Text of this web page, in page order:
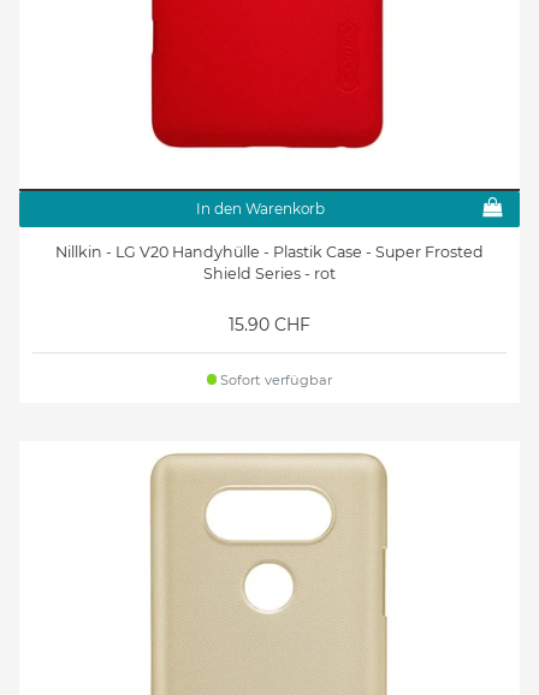
In den Warenkorb
Nillkin - LG V20 Handyhülle - Plastik Case - Super Frosted
Shield Series - rot
15.90 CHF
Sofort verfügbar